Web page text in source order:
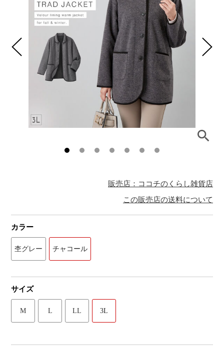
販売店：ココチのくらし雑貨店
この販売店の送料について
カラー
杢グレー チャコール
サイズ
M L LL 3L